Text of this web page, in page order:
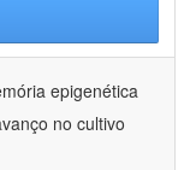
epigenética
no cultivo